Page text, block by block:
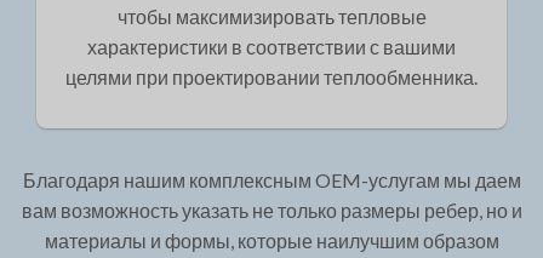
чтобы максимизировать тепловые
характеристики в соответствии с вашими
целями при проектировании теплообменника.
Благодаря нашим комплексным OEM-услугам мы даем
вам возможность указать не только размеры ребер, но и
материалы и формы, которые наилучшим образом